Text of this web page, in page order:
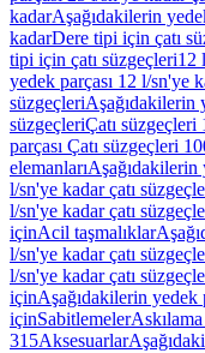
kadarAşağıdakilerin
kadarDere tipi için çatı
tipi için çatı süzgeçleri12
yedek parçası 12 l/sn'ye
süzgeçleriAşağıdakilerin
süzgeçleriÇatı
parçası Çatı süzgeçleri
elemanlarıAşağıdakilerin
l/sn'ye kadar çatı
l/sn'ye kadar çatı
içinAcil taşmalıklar
l/sn'ye kadar çatı
l/sn'ye kadar çatı
içinAşağıdakilerin yedek
içinSabitlemeler
315Aksesuarlar